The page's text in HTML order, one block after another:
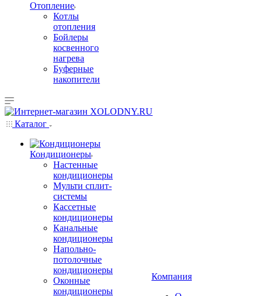
Отопление
Котлы
отопления
Бойлеры
косвенного
нагрева
Буферные
накопители
Каталог
Кондиционеры
Настенные
кондиционеры
Мульти сплит-
системы
Кассетные
кондиционеры
Канальные
кондиционеры
Напольно-
потолочные
кондиционеры
Оконные
кондиционеры
Компания